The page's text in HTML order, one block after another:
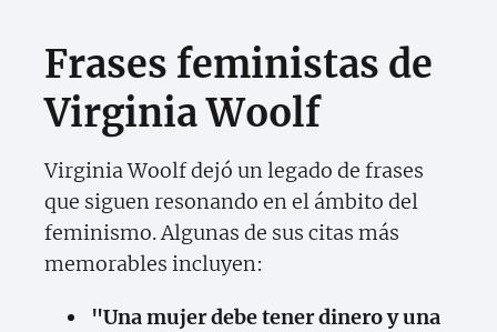
Frases feministas de
Virginia Woolf
Virginia Woolf dejó un legado de frases
que siguen resonando en el ámbito del
feminismo. Algunas de sus citas más
memorables incluyen:
"Una mujer debe tener dinero y una